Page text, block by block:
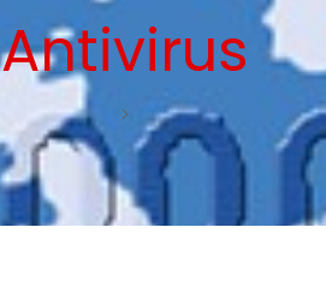
Antivirus
>